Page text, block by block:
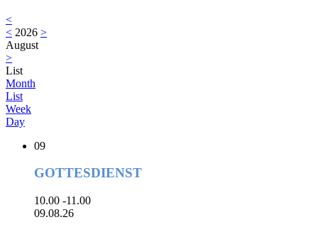
<
< 2026 >
August
>
List
Month
List
Week
Day
09
GOTTESDIENST
10.00 -11.00
09.08.26